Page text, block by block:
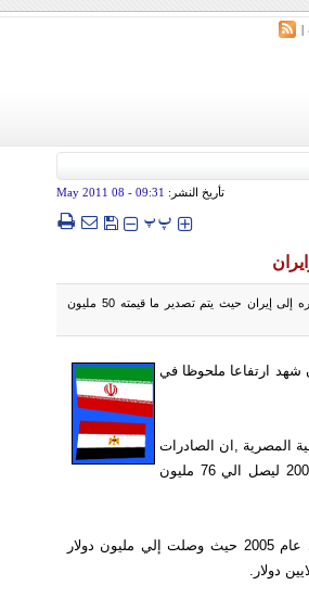
|
تأريخ النشر: 09:31
- 08 May 2011
‍‍‍ پپ
و تتصدر قائمة الصادرات المصرية الموالح بنسبة تصل إلي 95% من قيمة ما يتم تصديره إلى إيران حيث يتم تصدير ما قيمته 50 مليون
شهد ارتفاعا ملحوظا في
المصرية ,ان الصادرات
المصرية إلي الجمهورية الاسلامية شهدت تناميا بشكل كبير خلال عام 2009 ليصل الي 76 مليون
وأشار التقرير إلي أن الصادرات المصرية كانت منخفضة بشكل كبير في عام 2005 حيث وصلت إلي مليون دولار